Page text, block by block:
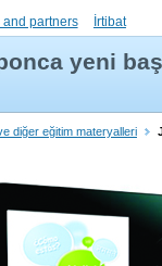
partners İrtibat
yeni
diğer eğitim materyalleri